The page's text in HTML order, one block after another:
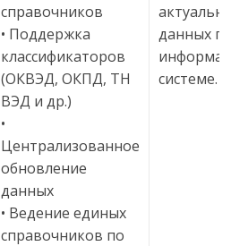
справочников
• Поддержка
классификаторов
(ОКВЭД, ОКПД, ТН
ВЭД и др.)
•
Централизованное
обновление
данных
• Ведение единых
справочников по
данных
системе.